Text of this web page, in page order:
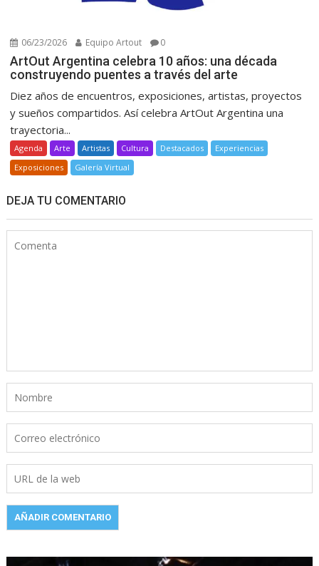
06/23/2026 Equipo Artout 0
ArtOut Argentina celebra 10 años: una década
construyendo puentes a través del arte
Diez años de encuentros, exposiciones, artistas, proyectos
y sueños compartidos. Así celebra ArtOut Argentina una
trayectoria...
Agenda Arte Artistas Cultura Destacados
Experiencias
Exposiciones
Galería Virtual
DEJA TU COMENTARIO